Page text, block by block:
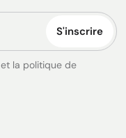
S'inscrire
la politique de